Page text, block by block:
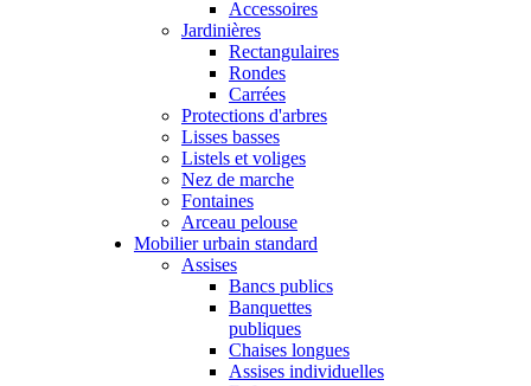
Accessoires
Jardinières
Rectangulaires
Rondes
Carrées
Protections d'arbres
Lisses basses
Listels et voliges
Nez de marche
Fontaines
Arceau pelouse
Mobilier urbain standard
Assises
Bancs publics
Banquettes
publiques
Chaises longues
Assises individuelles